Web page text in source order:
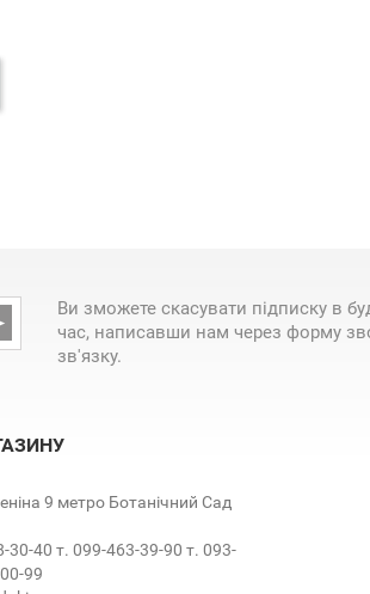
Ви зможете скасувати підписку в
час, написавши нам через форму
зв'язку.
9 метро Ботанічний Сад
30-40 т. 099-463-39-90 т. 093-
99